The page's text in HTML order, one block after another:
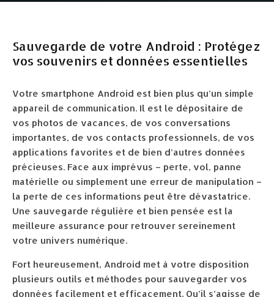
Sauvegarde de votre Android : Protégez
vos souvenirs et données essentielles
Votre smartphone Android est bien plus qu’un simple
appareil de communication. Il est le dépositaire de
vos photos de vacances, de vos conversations
importantes, de vos contacts professionnels, de vos
applications favorites et de bien d’autres données
précieuses. Face aux imprévus – perte, vol, panne
matérielle ou simplement une erreur de manipulation –
la perte de ces informations peut être dévastatrice.
Une sauvegarde régulière et bien pensée est la
meilleure assurance pour retrouver sereinement
votre univers numérique.
Fort heureusement, Android met à votre disposition
plusieurs outils et méthodes pour sauvegarder vos
données facilement et efficacement. Qu’il s’agisse de